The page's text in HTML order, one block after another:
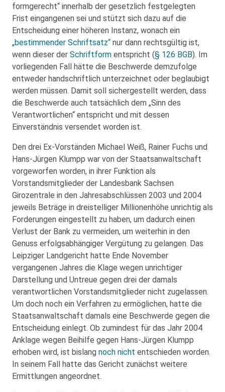
formgerecht“ innerhalb der gesetzlich festgelegten
Frist eingangenen sei und stützt sich dazu auf die
Entscheidung einer höheren Instanz, wonach ein
„bestimmender Schriftsatz“ nur dann rechtsgültig ist,
wenn dieser der Schriftform entspricht (§ 126 BGB). Im
vorliegenden Fall hätte die Beschwerde demzufolge
entweder handschriftlich unterzeichnet oder beglaubigt
werden müssen. Damit soll sichergestellt werden, dass
die Beschwerde auch tatsächlich dem „Sinn des
Verantwortlichen“ entspricht und mit dessen
Einverständnis versendet worden ist.
Den drei Ex-Vorständen Michael Weiß, Rainer Fuchs und
Hans-Jürgen Klumpp war von der Staatsanwaltschaft
vorgeworfen worden, in ihrer Funktion als
Vorstandsmitglieder der Landesbank Sachsen
Girozentrale in den Jahresabschlüssen 2003 und 2004
jeweils Beträge in dreistelliger Millionenhöhe unrichtig als
Forderungen eingestellt zu haben, um dadurch einen
Verlust der Bank zu vermeiden, um weiterhin in den
Genuss erfolgsabhängiger Vergütung zu gelangen. Das
Leipziger Landgericht hatte Ende November
vergangenen Jahres die Klage wegen unrichtiger
Darstellung und Untreue gegen drei der damals
verantwortlichen Vorstandsmitglieder nicht zugelassen.
Um doch noch ein Verfahren zu ermöglichen, hatte die
Staatsanwaltschaft damals eine Beschwerde gegen die
Entscheidung einlegt. Ob zumindest für das Jahr 2004
Anklage wegen Beihilfe gegen Hans-Jürgen Klumpp
erhoben wird, ist bislang noch nicht entschieden worden.
In seinem Fall hatte das Gericht zunächst weitere
Ermittlungen angeordnet.